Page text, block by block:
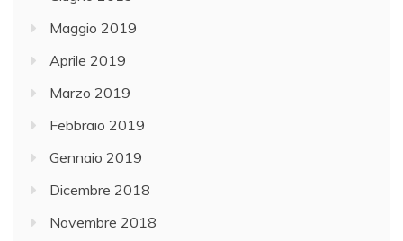
Maggio 2019
Aprile 2019
Marzo 2019
Febbraio 2019
Gennaio 2019
Dicembre 2018
Novembre 2018